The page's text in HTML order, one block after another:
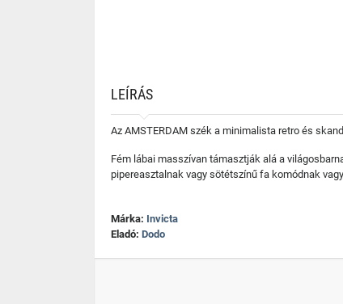
LEÍRÁS
Az AMSTERDAM szék a minimalista retro és
Fém lábai masszívan támasztják alá a
pipereasztalnak vagy sötétszínű fa komódnak
Márka: Invicta
Eladó: Dodo